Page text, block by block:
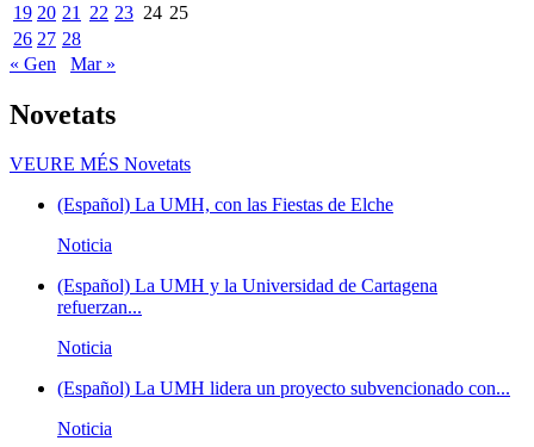
19 20 21 22 23 24 25
26 27 28
« Gen
Mar »
Novetats
VEURE MÉS Novetats
(Español) La UMH, con las Fiestas de Elche
Noticia
(Español) La UMH y la Universidad de Cartagena
refuerzan...
Noticia
(Español) La UMH lidera un proyecto subvencionado con...
Noticia